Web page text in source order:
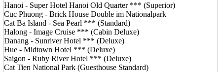
Hanoi - Super Hotel Hanoi Old Quarter *** (Superior)
Cuc Phuong - Brick House Double im Nationalpark
Cat Ba Island - Sea Pearl *** (Standard)
Halong - Image Cruise *** (Cabin Deluxe)
Danang - Sunriver Hotel *** (Deluxe)
Hue - Midtown Hotel *** (Deluxe)
Saigon - Ruby River Hotel *** (Deluxe)
Cat Tien National Park (Guesthouse Standard)